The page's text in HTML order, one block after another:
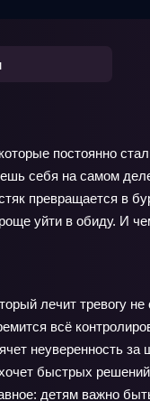
которые постоянно
себя на самом
превращается в
уйти в обиду. И
лечит тревогу
всё
неуверенность за
быстрых решений
детям важно